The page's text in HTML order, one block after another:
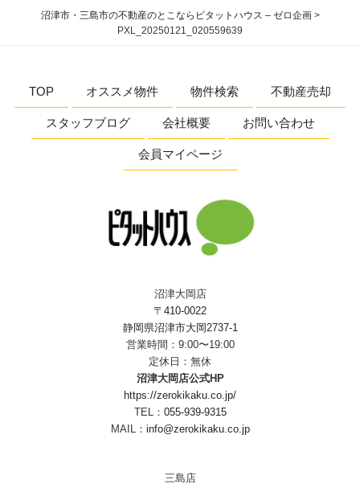
沼津市・三島市の不動産のとこならピタットハウス – ゼロ企画>
PXL_20250121_020559639
TOP オススメ物件 物件検索 不動産売却
スタッフブログ 会社概要 お問い合わせ
会員マイページ
沼津大岡店
〒410-0022
静岡県沼津市大岡2737-1
営業時間：9:00〜19:00
定休日：無休
沼津大岡店公式HP
https://zerokikaku.co.jp/
TEL： 055-939-9315
MAIL： info@zerokikaku.co.jp
三島店